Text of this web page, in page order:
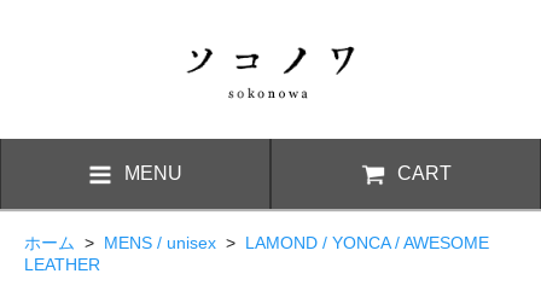
MENU CART
ホーム > MENS / unisex > LAMOND / YONCA / AWESOME
LEATHER